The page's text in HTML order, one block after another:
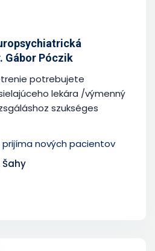
Gábor Póczik
potrebujete
lekára /výmenný
szukséges
prijíma nových pacientov
Šahy